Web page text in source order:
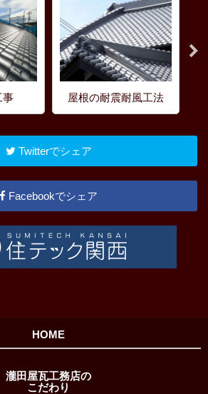
事 屋根の耐震耐風工法
Twitterでシェア
Facebookでシェア
HOME
瀧田屋瓦工務店の
こだわり